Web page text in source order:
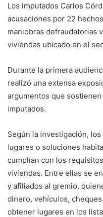
Los imputados Carlos
acusaciones por 22
maniobras defraudatorias
viviendas ubicado en el
Durante la primera
realizó una extensa
argumentos que
imputados.
Según la investigación,
lugares o soluciones
cumplían con los
viviendas. Entre ellas se
y afiliados al gremio,
dinero, vehículos,
obtener lugares en los